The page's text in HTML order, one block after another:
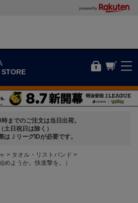
powered by
までのご注文は当日出荷。
（土日祝日は除く）
はＪリーグIDが必要です。
タオル・リストバンド
めようか。快進撃を。）